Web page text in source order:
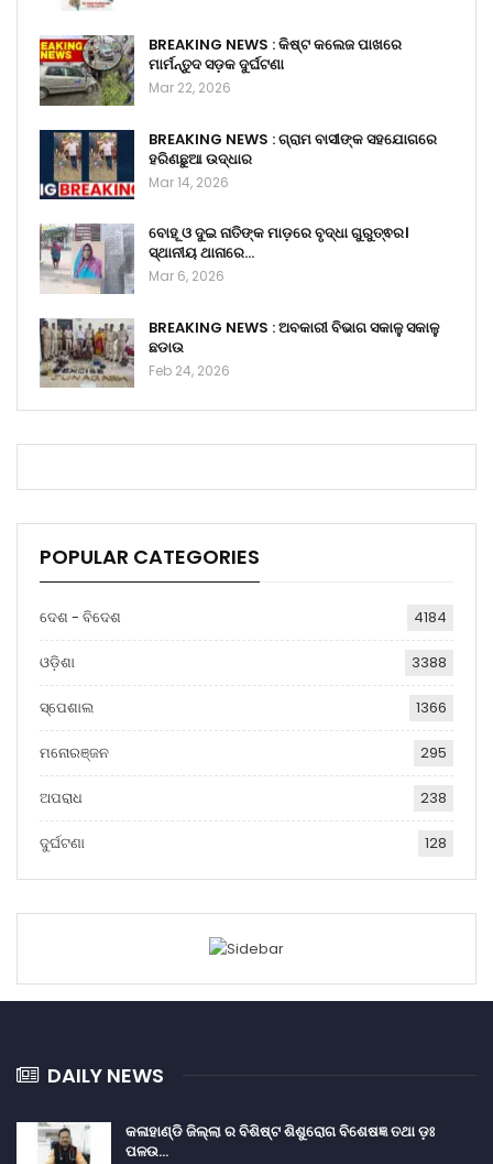
BREAKING NEWS : କିଷ୍ଟ କଲେଜ ପାଖରେ
ମାର୍ମନ୍ତୁଦ ସଡ଼କ ଦୁର୍ଘଟଣା
Mar 22, 2026
BREAKING NEWS : ଗ୍ରାମ ବାସୀଙ୍କ ସହଯୋଗରେ
ହରିଣଛୁଆ ଉଦ୍ଧାର
Mar 14, 2026
ବୋହୂ ଓ ଦୁଇ ନାତିଙ୍କ ମାଡ଼ରେ ବୃଦ୍ଧା ଗୁରୁତ୍ଵର।
ସ୍ଥାନୀୟ ଥାନାରେ…
Mar 6, 2026
BREAKING NEWS : ଅବକାରୀ ବିଭାଗ ସକାଳୁ ସକାଳୁ
ଛଡାଉ
Feb 24, 2026
POPULAR CATEGORIES
ଦେଶ - ବିଦେଶ 4184
ଓଡ଼ିଶା 3388
ସ୍ପେଶାଲ 1366
ମନୋରଞ୍ଜନ 295
ଅପରାଧ 238
ଦୁର୍ଘଟଣା 128
DAILY NEWS
କଳାହାଣ୍ଡି ଜିଲ୍ଲା ର ବିଶିଷ୍ଟ ଶିଶୁରୋଗ ବିଶେଷଜ୍ଞ ତଥା ଡ଼ଃ
ପଳଉ…